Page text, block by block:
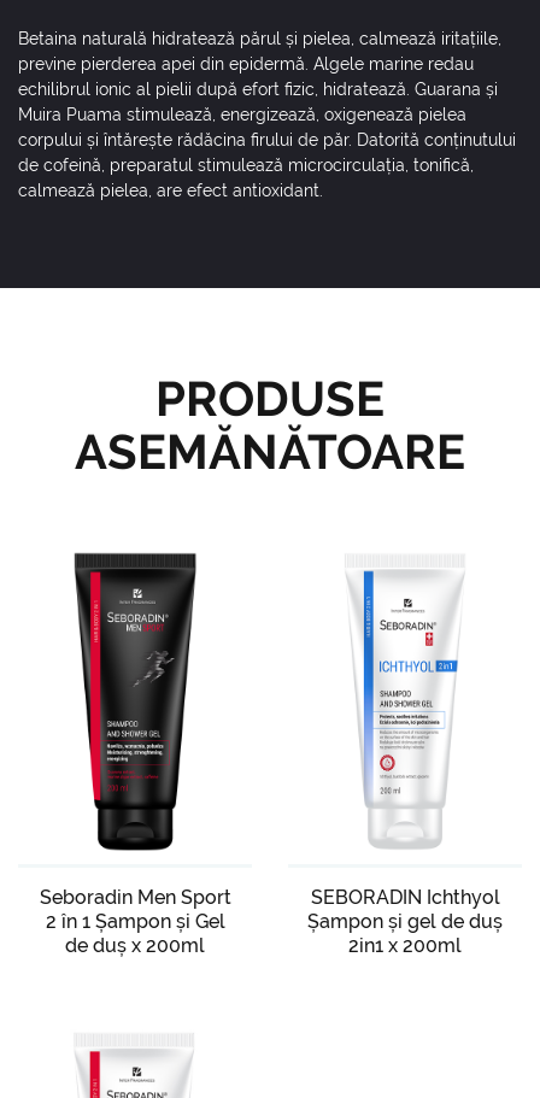
Betaina naturală hidratează părul și pielea, calmează iritațiile,
previne pierderea apei din epidermă. Algele marine redau
echilibrul ionic al pielii după efort fizic, hidratează. Guarana și
Muira Puama stimulează, energizează, oxigenează pielea
corpului și întărește rădăcina firului de păr. Datorită conținutului
de cofeină, preparatul stimulează microcirculația, tonifică,
calmează pielea, are efect antioxidant.
PRODUSE
ASEMĂNĂTOARE
Seboradin Men Sport
2 în 1 Șampon și Gel
de duș x 200ml
SEBORADIN Ichthyol
Șampon și gel de duș
2in1 x 200ml